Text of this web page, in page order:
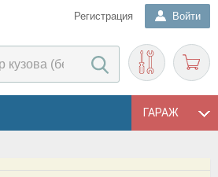
Регистрация Войти
ГАРАЖ